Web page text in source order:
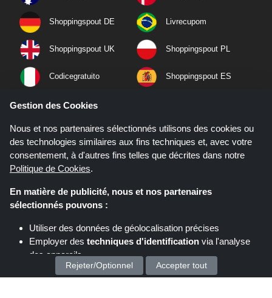
Shoppingspout DE Livrecupom
Shoppingspout UK Shoppingspout PL
Codicegratuito Shoppingspout ES
Shoppingspout NL
Shoppingspout PT Shoppingspout NO
Gestion des Cookies
Nous et nos partenaires sélectionnés utilisons des cookies ou
des technologies similaires aux fins techniques et, avec votre
consentement, à d'autres fins telles que décrites dans notre
Politique de Cookies.
En matière de publicité, nous et nos partenaires
sélectionnés pouvons :
Utiliser des données de géolocalisation précises
Employer des techniques d'identification via l'analyse
des appareils
Stocker et/ou accéder à des informations sur un appareil
Rejeter/Optionnel Accepter tout